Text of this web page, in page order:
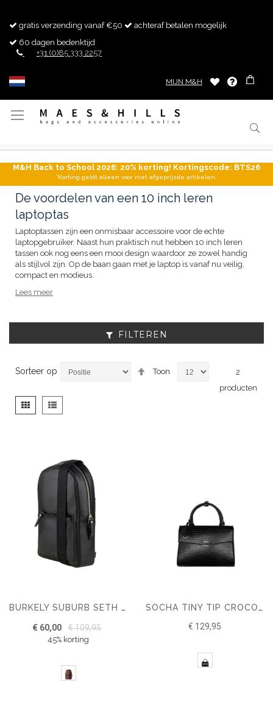
gratis verzending vanaf €50
achteraf betalen mogelijk
60 dagen bedenktijd
+31 (0)85 333 2257
MIJN M&H
Toggle
M&H Back to School 2026: 20% korting! Kortingscode: BTS26
*Korting geldt alleen voor niet afgeprijsde artikelen.
De voordelen van een 10 inch leren
laptoptas
Laptoptassen zijn een onmisbaar accessoire voor de echte
laptopgebruiker. Naast hun praktisch nut hebben 10 inch leren
tassen ook nog eens een mooi design waardoor ze zowel handig
als stijlvol zijn. Op de baan gaan met je laptop is vanaf nu veilig,
compact en modieus.
Lees meer
FILTEREN
Sorteer op
Van
Toon
2
producten
Tonen
als
Foto-
tabel
Lijst
BURKELY SUBURB SETH 9.7" CHESTPACK
€ 60,00 € 109,95
45% korting
SOCHA TINY TIP CROCO 10" SCHOUDERTAS
€ 129,95